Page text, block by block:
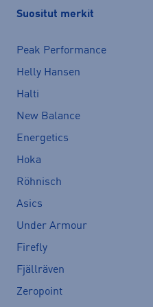
Suositut merkit
Peak Performance
Helly Hansen
Halti
New Balance
Energetics
Hoka
Röhnisch
Asics
Under Armour
Firefly
Fjällräven
Zeropoint